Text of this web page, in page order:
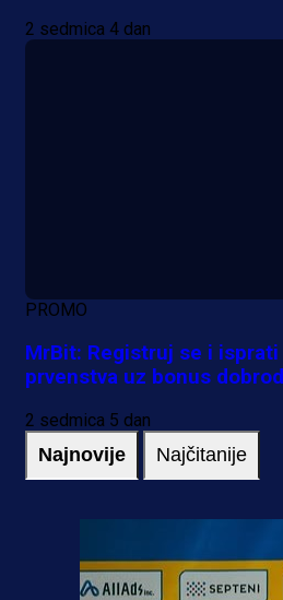
2 sedmica 4 dan
PROMO
MrBit: Registruj se i
prvenstva uz bonus
2 sedmica 5 dan
Najnovije Najčitanije